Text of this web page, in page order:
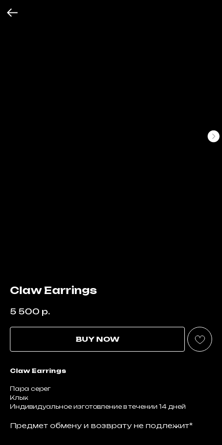
Claw Earrings
5 500 р.
BUY NOW
Claw Earrings
Пара серег
Клык
Индивидуальное изготовление в течении 14 дней
Предмет обмену и возврату не подлежит*